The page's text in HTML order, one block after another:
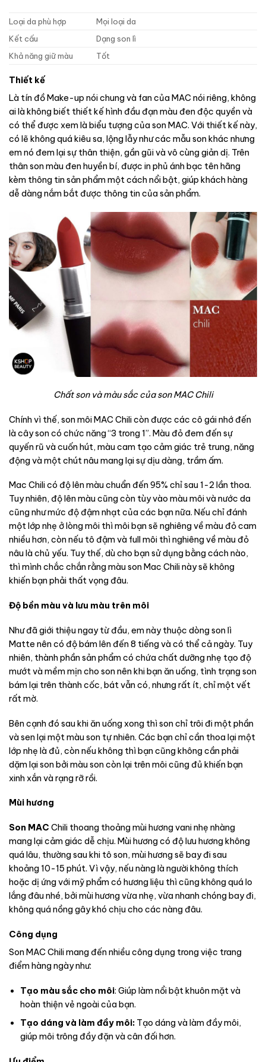
Loại da phù hợp
Mọi loại da
Kết cấu
Dạng son lì
Khả năng giữ màu
Tốt
Thiết kế
Là tín đồ Make-up nói chung và fan của MAC nói riêng, không
ai là không biết thiết kế hình đầu đạn màu đen độc quyền và
có thể được xem là biểu tượng của son MAC. Với thiết kế này,
có lẽ không quá kiêu sa, lộng lẫy như các mẫu son khác nhưng
em nó đem lại sự thân thiện, gần gũi và vô cùng giản dị. Trên
thân son màu đen huyền bí, được in phủ ánh bạc tên hãng
kèm thông tin sản phẩm một cách nổi bật, giúp khách hàng
dễ dàng nắm bắt được thông tin của sản phẩm.
Chất son và màu sắc của son MAC Chili
Chính vì thế, son môi MAC Chili còn được các cô gái nhớ đến
là cây son có chức năng “3 trong 1”. Màu đỏ đem đến sự
quyến rũ và cuốn hút, màu cam tạo cảm giác trẻ trung, năng
động và một chút nâu mang lại sự dịu dàng, trầm ấm.
Mac Chili có độ lên màu chuẩn đến 95% chỉ sau 1-2 lần thoa.
Tuy nhiên, độ lên màu cũng còn tùy vào màu môi và nước da
cũng như mức độ đậm nhạt của các bạn nữa. Nếu chỉ đánh
một lớp nhẹ ở lòng môi thì môi bạn sẽ nghiêng về màu đỏ cam
nhiều hơn, còn nếu tô đậm và full môi thì nghiêng về màu đỏ
nâu là chủ yếu. Tuy thế, dù cho bạn sử dụng bằng cách nào,
thì mình chắc chắn rằng màu son Mac Chili này sẽ không
khiến bạn phải thất vọng đâu.
Độ bền màu và lưu màu trên môi
Như đã giới thiệu ngay từ đầu, em này thuộc dòng son lì
Matte nên có độ bám lên đến 8 tiếng và có thể cả ngày. Tuy
nhiên, thành phần sản phẩm có chứa chất dưỡng nhẹ tạo độ
mướt và mềm mịn cho son nên khi bạn ăn uống, tình trạng son
bám lại trên thành cốc, bát vẫn có, nhưng rất ít, chỉ một vết
rất mờ.
Bên cạnh đó sau khi ăn uống xong thì son chỉ trôi đi một phần
và sen lại một màu son tự nhiên. Các bạn chỉ cần thoa lại một
lớp nhẹ là đủ, còn nếu không thì bạn cũng không cần phải
dặm lại son bởi màu son còn lại trên môi cũng đủ khiến bạn
xinh xắn và rạng rỡ rồi.
Mùi hương
Son MAC Chili thoang thoảng mùi hương vani nhẹ nhàng
mang lại cảm giác dễ chịu. Mùi hương có độ lưu hương không
quá lâu, thường sau khi tô son, mùi hương sẽ bay đi sau
khoảng 10-15 phút. Vì vậy, nếu nàng là người không thích
hoặc dị ứng với mỹ phẩm có hương liệu thì cũng không quá lo
lắng đâu nhé, bởi mùi hương vừa nhẹ, vừa nhanh chóng bay đi,
không quá nồng gây khó chịu cho các nàng đâu.
Công dụng
Son MAC Chili mang đến nhiều công dụng trong việc trang
điểm hàng ngày như:
Tạo màu sắc cho môi: Giúp làm nổi bật khuôn mặt và
hoàn thiện vẻ ngoài của bạn.
Tạo dáng và làm đầy môi:Tạo dáng và làm đầy môi,
giúp môi trông đầy đặn và cân đối hơn.